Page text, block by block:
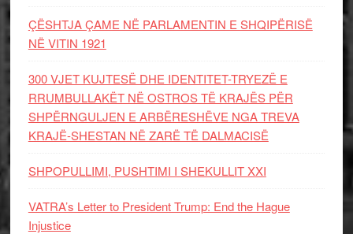
ÇËSHTJA ÇAME NË PARLAMENTIN E SHQIPËRISË
NË VITIN 1921
300 VJET KUJTESË DHE IDENTITET-TRYEZË E
RRUMBULLAKËT NË OSTROS TË KRAJËS PËR
SHPËRNGULJEN E ARBËRESHËVE NGA TREVA
KRAJË-SHESTAN NË ZARË TË DALMACISË
SHPOPULLIMI, PUSHTIMI I SHEKULLIT XXI
VATRA’s Letter to President Trump: End the Hague
Injustice